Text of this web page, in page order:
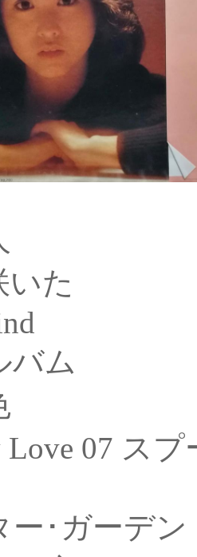
いた
バム
Love 07 ス
ー･ガーデン